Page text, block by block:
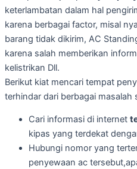
keterlambatan dalam hal
karena berbagai factor, misal
barang tidak dikirim, AC
karena salah memberikan
kelistrikan Dll.
Berikut kiat mencari tempat
terhindar dari berbagai masalah
Cari informasi di internet
kipas yang terdekat
Hubungi nomor yang
penyewaan ac